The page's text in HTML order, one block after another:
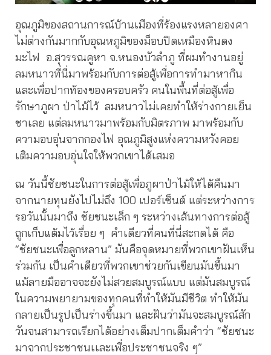
อุณภูมิของสถานการณ์บ้านเมืองที่ร้องแรงหลายองศา
ไม่ต่างกันมากกับอุณหภูมิของม็อบปิดเหมืองหินดง
มะไฟ อ.สุวรรณคูหา จ.หนองบัวลำภู ที่ผมทำงานอยู่
ลมหนาวที่นี่มาพร้อมกับการต่อสู้เพื่อการทำมาหากิน
และเพื่อปากท้องของครอบครัว คนในพื้นที่ต่อสู้เพื่อ
รักษาภูผา ป่าไม้ไว้ ลมหนาวไม่เคยทำให้ร่างกายเย็น
ชาเลย แต่ลมหนาวมาพร้อมกับมิตรภาพ มาพร้อมกับ
ความอบอุ่นจากกองไฟ อุณภูมิสูงแห่งความหวังคอย
เติมความอบอุ่นใจให้พวกเขาได้เสมอ
ณ วันนี้ชัยชนะในการต่อสู้เพื่อภูผาป่าไม้ให้ได้คืนมา
จากนายทุนยังไปไม่ถึง 100 เปอร์เซ็นต์ แต่ระหว่างการ
รอวันนั้นมาถึง ชัยชนะเล็ก ๆ ระหว่างเส้นทางการต่อสู้
ถูกเก็บแต้มไว้เรื่อย ๆ คำเดียวที่คนที่นี่สะกดได้ คือ
“ชัยชนะเพื่อลูกหลาน” มันคือจุดหมายที่พวกเขาฝันเห็น
ร่วมกัน เป็นคำเดียวที่พวกเขาช่วยกันเขียนมันขึ้นมา
แม้ลายมืออาจจะยังไม่สวยสมบูรณ์แบบ แต่มันสมบูรณ์
ในความพยายามของทุกคนที่ทำให้มันมีชีวิต ทำให้มัน
กลายเป็นรูปเป็นร่างขึ้นมา และฝันว่ามันจะสมบูรณ์สัก
วันจนสามารถเรียกได้อย่างเต็มปากเต็มคำว่า “ชัยชนะ
มาจากประชาชนเเละเพื่อประชาชนจริง ๆ”